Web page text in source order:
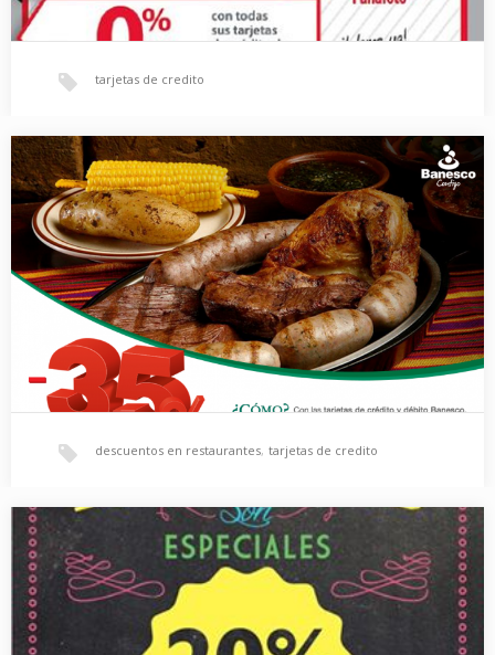
Fin De Semana de Cash Back En Panafoto Con Tus
Tarjetas De Bac Credomatic.
Ven este fin de semana a cualquiera de las sucursales de
Panafoto y aprovecha el 20%…
tarjetas de credito
Banesco: 35% de descuento todos los dìas.
Con tus tarjetas de crédito y debito Banesco recibes el 35% de
descuento todos los días en…
descuentos en restaurantes, tarjetas de credito